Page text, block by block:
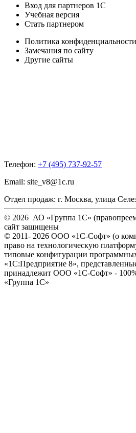
Вход для партнеров 1С
Учебная версия
Стать партнером
Политика конфиденциальности
Замечания по сайту
Другие сайты
Телефон: +7 (495) 737-92-57
Email: site_v8@1c.ru
Отдел продаж: г. Москва, улица
© 2026 АО «Группа 1С»
сайт защищены
© 2011- 2026 ООО «1С-Софт» (о
право на технологическую
типовые конфигурации
«1С:Предприятие 8»,
принадлежит ООО «1С-Софт» -
«Группа 1С»